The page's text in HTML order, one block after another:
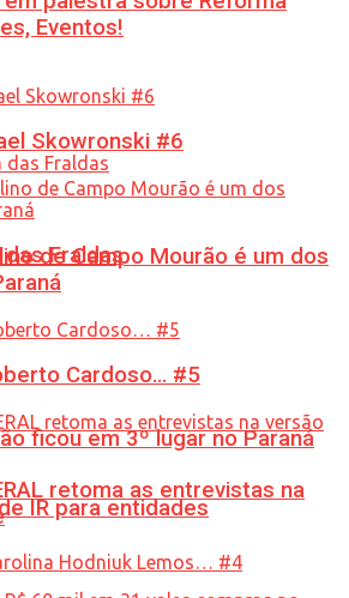
Fraldas
ficou em 3º lugar no Paraná
IR para entidades
Eventos!
Skowronski #6
de Campo Mourão é um dos
Cardoso… #5
retoma as entrevistas na